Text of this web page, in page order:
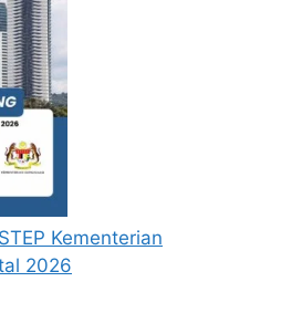
pelajaran berikut:
akademik
Kementerian
2026